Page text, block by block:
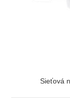
Sieťová